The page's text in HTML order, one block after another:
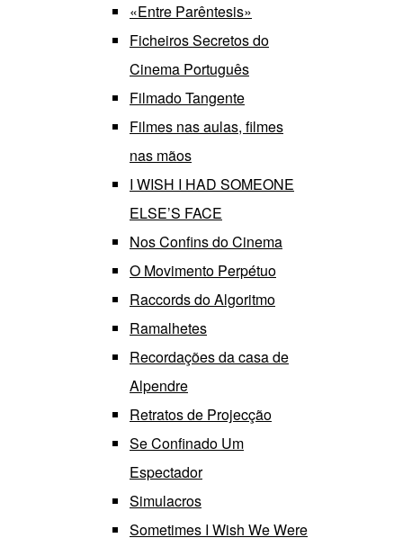
«Entre Parêntesis»
Ficheiros Secretos do
Cinema Português
Filmado Tangente
Filmes nas aulas, filmes
nas mãos
I WISH I HAD SOMEONE
ELSE’S FACE
Nos Confins do Cinema
O Movimento Perpétuo
Raccords do Algoritmo
Ramalhetes
Recordações da casa de
Alpendre
Retratos de Projecção
Se Confinado Um
Espectador
Simulacros
Sometimes I Wish We Were